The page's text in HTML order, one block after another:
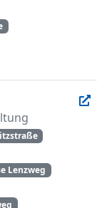
Lenzweg